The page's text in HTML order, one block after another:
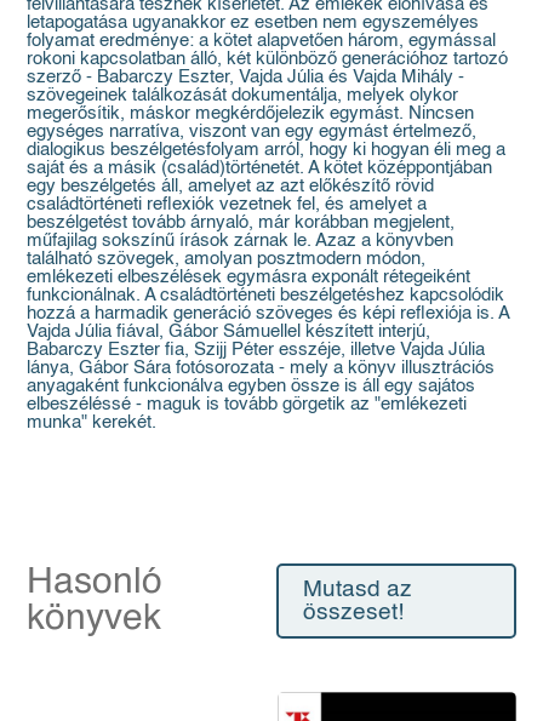
felvillantására tesznek kísérletet. Az emlékek előhívása és
letapogatása ugyanakkor ez esetben nem egyszemélyes
folyamat eredménye: a kötet alapvetően három, egymással
rokoni kapcsolatban álló, két különböző generációhoz tartozó
szerző - Babarczy Eszter, Vajda Júlia és Vajda Mihály -
szövegeinek találkozását dokumentálja, melyek olykor
megerősítik, máskor megkérdőjelezik egymást. Nincsen
egységes narratíva, viszont van egy egymást értelmező,
dialogikus beszélgetésfolyam arról, hogy ki hogyan éli meg a
saját és a másik (család)történetét. A kötet középpontjában
egy beszélgetés áll, amelyet az azt előkészítő rövid
családtörténeti reflexiók vezetnek fel, és amelyet a
beszélgetést tovább árnyaló, már korábban megjelent,
műfajilag sokszínű írások zárnak le. Azaz a könyvben
található szövegek, amolyan posztmodern módon,
emlékezeti elbeszélések egymásra exponált rétegeiként
funkcionálnak. A családtörténeti beszélgetéshez kapcsolódik
hozzá a harmadik generáció szöveges és képi reflexiója is. A
Vajda Júlia fiával, Gábor Sámuellel készített interjú,
Babarczy Eszter fia, Szijj Péter esszéje, illetve Vajda Júlia
lánya, Gábor Sára fotósorozata - mely a könyv illusztrációs
anyagaként funkcionálva egyben össze is áll egy sajátos
elbeszéléssé - maguk is tovább görgetik az "emlékezeti
munka" kerekét.
Hasonló
könyvek
Mutasd az
összeset!